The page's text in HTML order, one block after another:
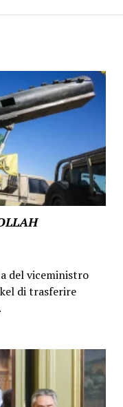
del viceministro
di trasferire